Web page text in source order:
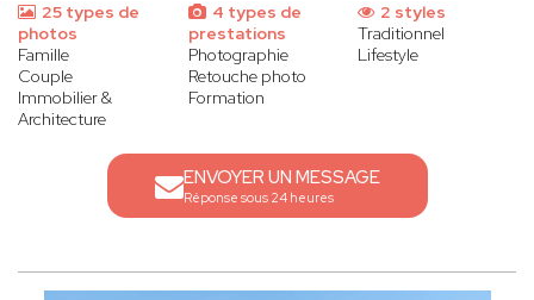
25 types de
photos
Famille
Couple
Immobilier &
Architecture
4 types de
prestations
Photographie
Retouche photo
Formation
2 styles
Traditionnel
Lifestyle
ENVOYER UN MESSAGE
Réponse sous 24 heures